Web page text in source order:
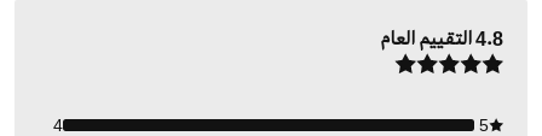
4.8التقييم العام
5
4